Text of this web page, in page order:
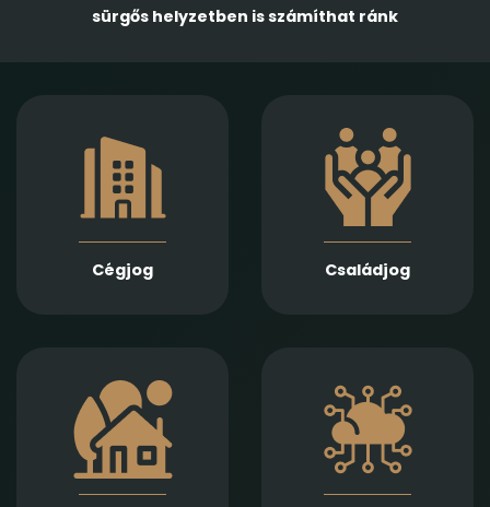
sürgős helyzetben is számíthat ránk
Cégjog
módosításában és
átalakulásában
biztosítunk teljes körű
szolgáltatást
Jogi képviseletet
vállalunk
végelszámolás, csőd-
Családjog
megalapozott jogi
támogatást nyújtunk
házassági bontóper,
vagyonmegosztás,
tartásdíj,
gyermekelhelyezés,
szülői felügyelet,
apasági vélelem,
Ingatlan adásvétel,
ajándékozás, bérlet,
fejlesztés és
beruházási
szerződések szakértő
jogi előkészítését és
technológiai
szerződések,
adatvédelmi és
szoftverjogi kérdések,
AI -val kapcsolatos
problémák gyors és